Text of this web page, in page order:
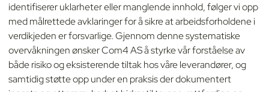
identifiserer uklarheter eller manglende innhold, følger vi opp
med målrettede avklaringer for å sikre at arbeidsforholdene i
verdikjeden er forsvarlige. Gjennom denne systematiske
overvåkningen ønsker Com4 AS å styrke vår forståelse av
både risiko og eksisterende tiltak hos våre leverandører, og
samtidig støtte opp under en praksis der dokumentert